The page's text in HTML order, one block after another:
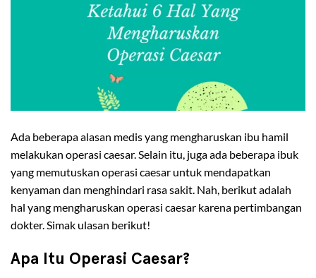
Ada beberapa alasan medis yang mengharuskan ibu hamil
melakukan operasi caesar. Selain itu, juga ada beberapa ibuk
yang memutuskan operasi caesar untuk mendapatkan
kenyaman dan menghindari rasa sakit. Nah, berikut adalah
hal yang mengharuskan operasi caesar karena pertimbangan
dokter. Simak ulasan berikut!
Apa Itu Operasi Caesar?